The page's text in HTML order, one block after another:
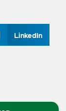
LinkedIn